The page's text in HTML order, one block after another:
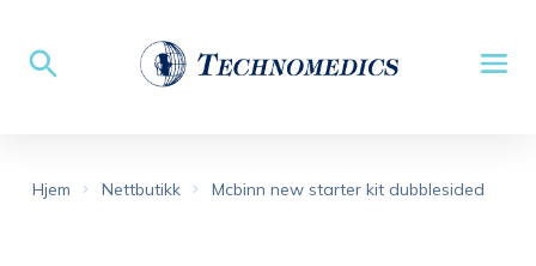
Hjem Nettbutikk Mcbinn new starter kit dubblesided